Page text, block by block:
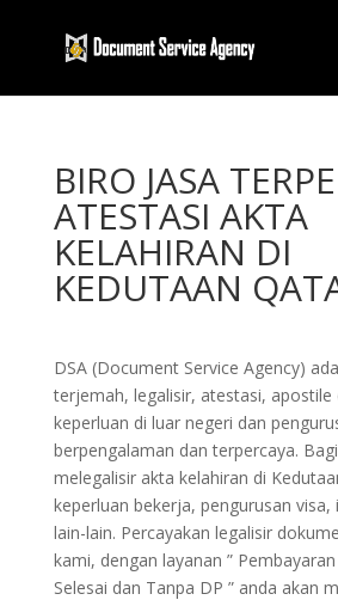
BIRO JASA
ATESTASI AKTA
KELAHIRAN DI
KEDUTAAN
DSA (Document Service Agency)
terjemah, legalisir, atestasi,
keperluan di luar negeri dan
berpengalaman dan terpercaya.
melegalisir akta kelahiran di
keperluan bekerja, pengurusan visa,
lain-lain. Percayakan legalisir
kami, dengan layanan ”
Selesai dan Tanpa DP ” anda akan